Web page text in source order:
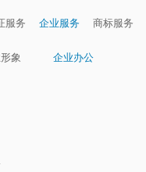
服务 企业服务 商标服务
象 企业办公